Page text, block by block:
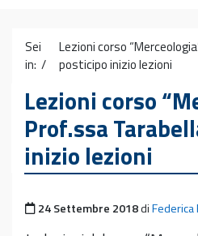
Sei
in: /
Lezioni corso
posticipo inizio lezioni
Lezioni corso
Prof.ssa
inizio lezioni
Pubblicato il
24 Settembre 2018diFederica